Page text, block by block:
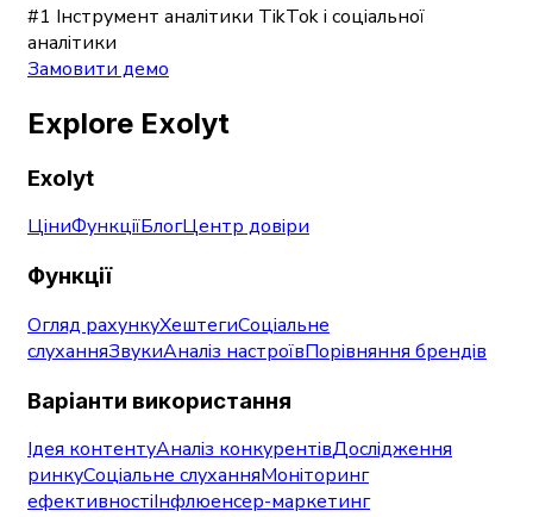
#1 Інструмент аналітики TikTok і соціальної
аналітики
Замовити демо
Explore Exolyt
Exolyt
ЦіниФункціїБлогЦентр довіри
Функції
Огляд рахункуХештегиСоціальне
слуханняЗвукиАналіз настроївПорівняння брендів
Варіанти використання
Ідея контентуАналіз конкурентівДослідження
ринкуСоціальне слуханняМоніторинг
ефективностіІнфлюенсер-маркетинг